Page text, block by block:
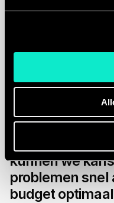
03. Lancering & Monitoring
We lanceren
volgen de
de voet.
kunnen we
problemen snel
budget